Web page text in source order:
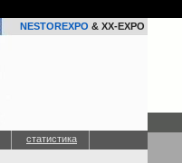
NESTOREXPO & XX-EXPO
статистика